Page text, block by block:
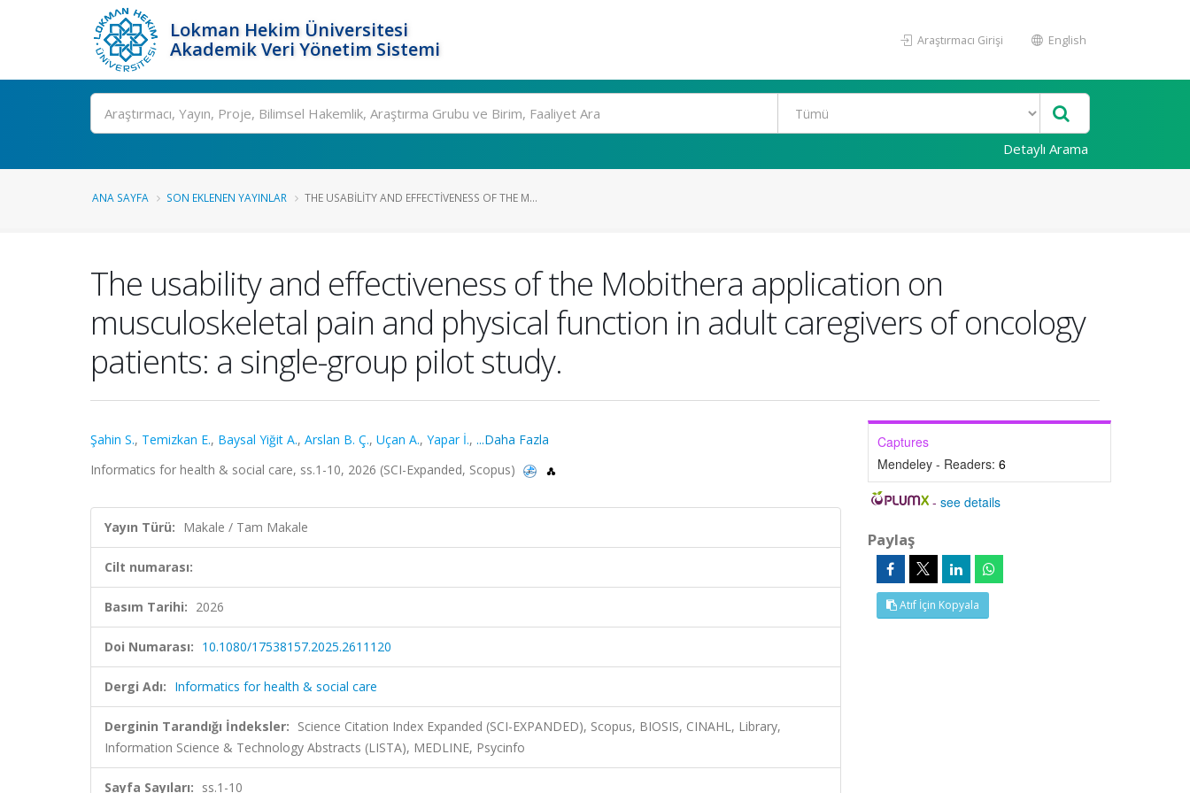
Lokman Hekim Üniversitesi
Akademik Veri Yönetim Sistemi
Araştırmacı Girişi English
Ara
Detaylı Arama
ANA SAYFA SON EKLENEN YAYINLAR THE USABILITY AND EFFECTIVENESS OF THE M...
The usability and effectiveness of the Mobithera application on
musculoskeletal pain and physical function in adult caregivers of oncology
patients: a single-group pilot study.
Şahin S., Temizkan E., Baysal Yiğit A., Arslan B. Ç., Uçan A., Yapar İ., ...Daha Fazla
Informatics for health & social care, ss.1-10, 2026 (SCI-Expanded, Scopus)
Yayın Türü: Makale / Tam Makale
Cilt numarası:
Basım Tarihi: 2026
Doi Numarası: 10.1080/17538157.2025.2611120
Dergi Adı: Informatics for health & social care
Derginin Tarandığı İndeksler: Science Citation Index Expanded (SCI-EXPANDED), Scopus, BIOSIS, CINAHL, Library,
Information Science & Technology Abstracts (LISTA), MEDLINE, Psycinfo
Sayfa Sayıları: ss.1-10
Captures
Mendeley - Readers: 6
-see details
Paylaş
Atıf İçin Kopyala